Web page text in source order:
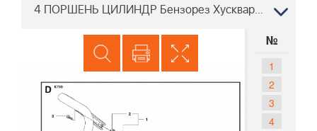
4 ПОРШЕНЬ ЦИЛИНДР Бензорез Хускварна K750, 2009-07
№
1
2
3
4